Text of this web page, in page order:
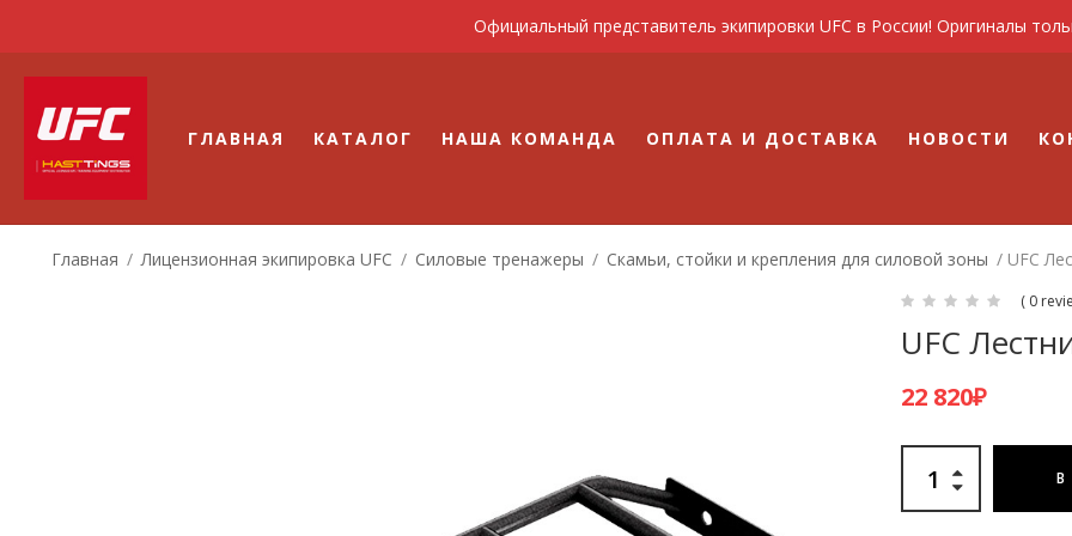
Официальный представитель экипировки UFC в России! Оригиналы
ГЛАВНАЯ КАТАЛОГ НАША КОМАНДА ОПЛАТА И ДОСТАВКА НОВОСТИ
Главная / Лицензионная экипировка UFC / Силовые тренажеры / Скамьи, стойки и крепления для силовой зоны / UFC
( 0
UFC
22 820₽
В